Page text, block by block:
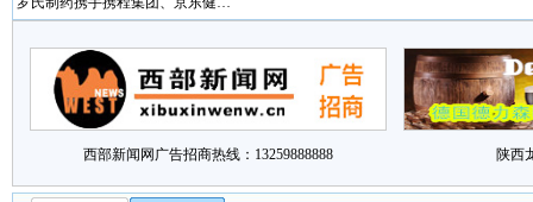
西部新闻网广告招商热线：13259888888 陕西